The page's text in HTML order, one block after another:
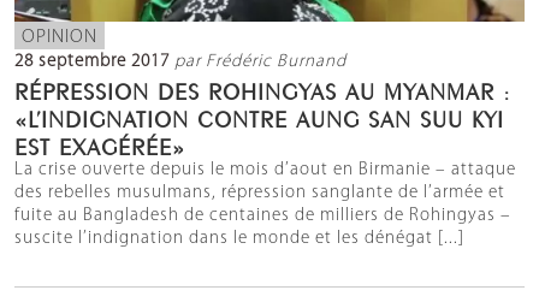
OPINION
28 septembre 2017 par Frédéric Burnand
RÉPRESSION DES ROHINGYAS AU MYANMAR :
«L’INDIGNATION CONTRE AUNG SAN SUU KYI
EST EXAGÉRÉE»
La crise ouverte depuis le mois d’aout en Birmanie – attaque
des rebelles musulmans, répression sanglante de l’armée et
fuite au Bangladesh de centaines de milliers de Rohingyas –
suscite l’indignation dans le monde et les dénégat [...]